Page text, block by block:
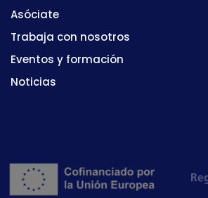
Asóciate
Trabaja con nosotros
Eventos y formación
Noticias